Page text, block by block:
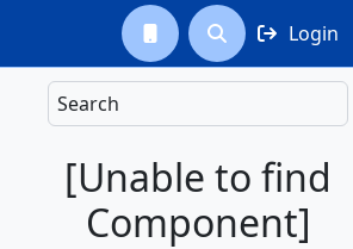
  Login
Search
[Unable to find
Component]